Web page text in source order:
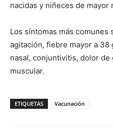
nacidas y niñeces de mayor
Los síntomas más comunes
agitación, fiebre mayor a 38
nasal, conjuntivitis, dolor de
muscular.
ETIQUETAS Vacunación